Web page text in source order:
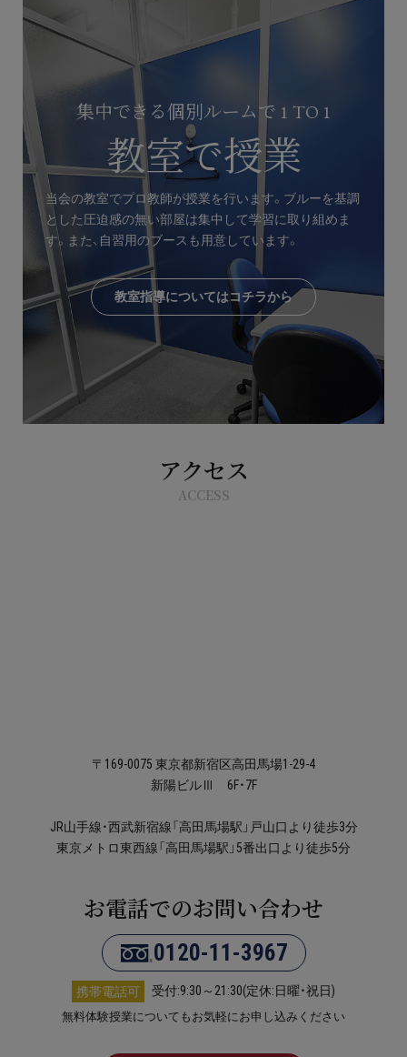
集中できる個別ルームで 1 TO 1
教室で授業
当会の教室でプロ教師が授業を行います。ブルーを基調
とした圧迫感の無い部屋は集中して学習に取り組めま
す。また、自習用のブースも用意しています。
教室指導についてはコチラから
アクセス
ACCESS
〒169-0075 東京都新宿区高田馬場1-29-4
新陽ビルⅢ 6F・7F
JR山手線・西武新宿線「高田馬場駅」戸山口より徒歩3分
東京メトロ東西線「高田馬場駅」5番出口より徒歩5分
お電話でのお問い合わせ
0120-11-3967
携帯電話可 受付:9:30～21:30(定休:日曜・祝日)
無料体験授業についてもお気軽にお申し込みください